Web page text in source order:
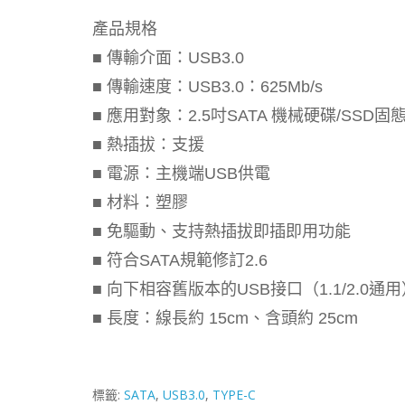
產品規格
■ 傳輸介面：USB3.0
■ 傳輸速度：USB3.0：625Mb/s
■ 應用對象：2.5吋SATA 機械硬碟/SSD固
■ 熱插拔：支援
■ 電源：主機端USB供電
■ 材料：塑膠
■ 免驅動、支持熱插拔即插即用功能
■ 符合SATA規範修訂2.6
■ 向下相容舊版本的USB接口（1.1/2.0通用
■ 長度：線長約 15cm、含頭約 25cm
標籤: SATA, USB3.0, TYPE-C